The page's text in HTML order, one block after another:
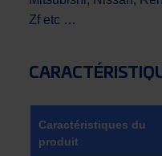
Zf etc …
Caractéristiques du
produit